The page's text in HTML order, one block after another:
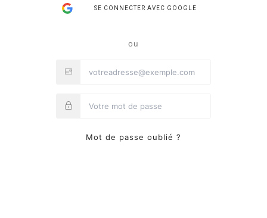
SE CONNECTER AVEC GOOGLE
ou
Mot de passe oublié ?